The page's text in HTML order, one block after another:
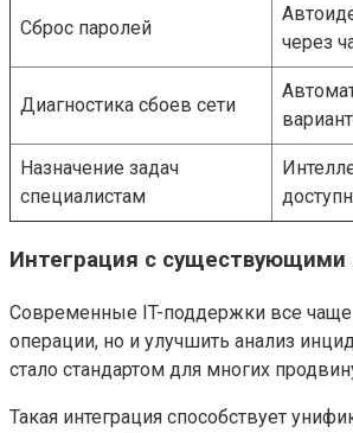
Сброс паролей
через
Диагностика сбоев сети
Назначение задач
специалистам
Интеграция с существующими
Современные IT-поддержки все чаще
операции, но и улучшить анализ
стало стандартом для многих
Такая интеграция способствует